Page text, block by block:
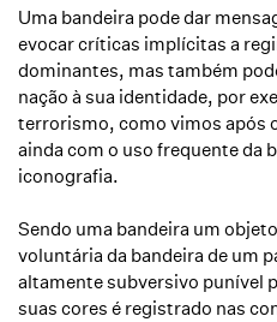
Uma bandeira pode dar
evocar críticas implícitas a
dominantes, mas também
nação à sua identidade, por
terrorismo, como vimos após
ainda com o uso frequente da
iconografia.
Sendo uma bandeira um
voluntária da bandeira de um
altamente subversivo punível
suas cores é registrado nas